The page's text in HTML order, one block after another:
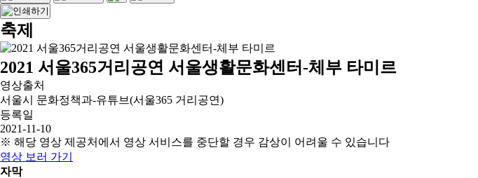
축제
2021 서울365거리공연 서울생활문화센터-체부 타미르
영상출처
서울시 문화정책과-유튜브(서울365 거리공연)
등록일
2021-11-10
※ 해당 영상 제공처에서 영상 서비스를 중단할 경우 감상이 어려울 수 있습니다
영상 보러 가기
자막